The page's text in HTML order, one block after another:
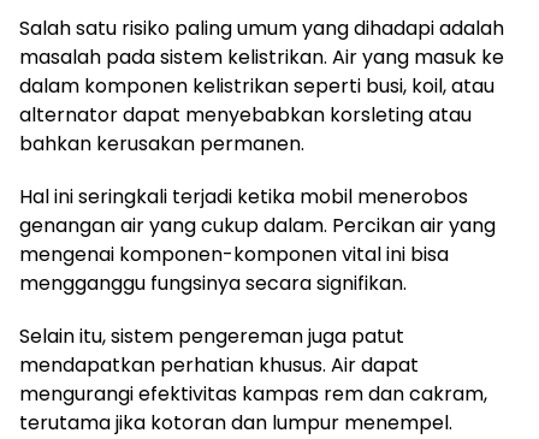
Salah satu risiko paling umum yang dihadapi adalah
masalah pada sistem kelistrikan. Air yang masuk ke
dalam komponen kelistrikan seperti busi, koil, atau
alternator dapat menyebabkan korsleting atau
bahkan kerusakan permanen.
Hal ini seringkali terjadi ketika mobil menerobos
genangan air yang cukup dalam. Percikan air yang
mengenai komponen-komponen vital ini bisa
mengganggu fungsinya secara signifikan.
Selain itu, sistem pengereman juga patut
mendapatkan perhatian khusus. Air dapat
mengurangi efektivitas kampas rem dan cakram,
terutama jika kotoran dan lumpur menempel.